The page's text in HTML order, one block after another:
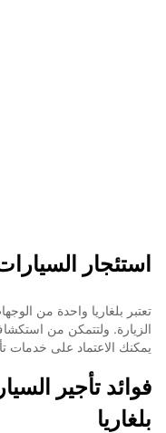
استئجار
تعتبر بلغاريا واحدة من
الزيارة. ولتتمكن من
يمكنك الاعتماد على خدمات
فوائد تأجير
بلغاريا